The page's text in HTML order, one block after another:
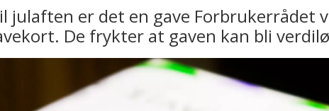
er det en gave Forbrukerrådet
De frykter at gaven kan bli